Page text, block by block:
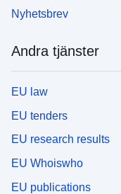
Nyhetsbrev
Andra tjänster
EU law
EU tenders
EU research results
EU Whoiswho
EU publications